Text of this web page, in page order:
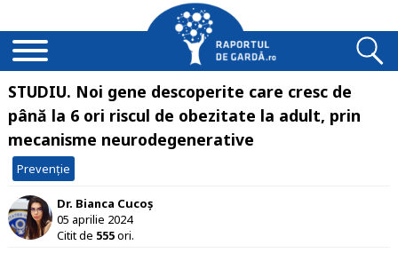
STUDIU. Noi gene descoperite care cresc de
până la 6 ori riscul de obezitate la adult, prin
mecanisme neurodegenerative
Prevenție
Dr. Bianca Cucoș
05 aprilie 2024
Citit de 555ori.